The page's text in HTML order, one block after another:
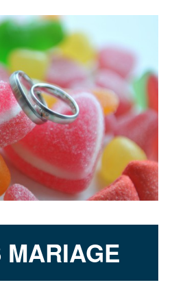
MARIAGE